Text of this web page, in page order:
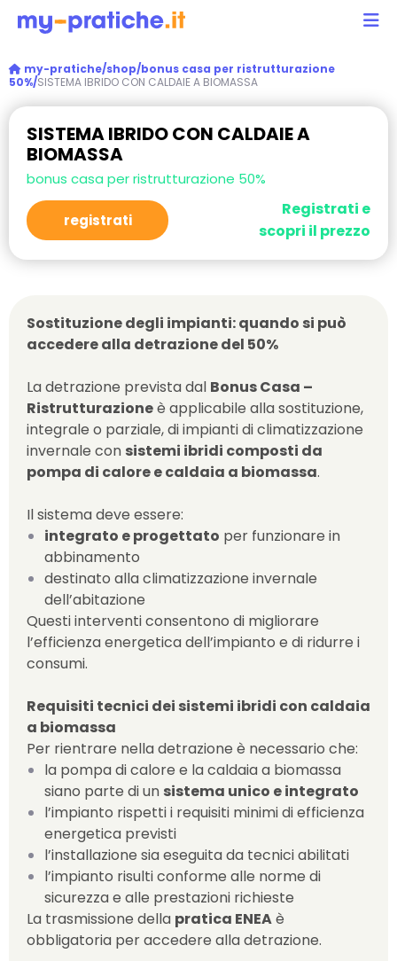
my-pratiche/shop/bonus casa per ristrutturazione
50%/SISTEMA IBRIDO CON CALDAIE A BIOMASSA
SISTEMA IBRIDO CON CALDAIE A
BIOMASSA
bonus casa per ristrutturazione 50%
Registrati e
scopri il prezzo
registrati
Sostituzione degli impianti: quando si può
accedere alla detrazione del 50%
La detrazione prevista dal Bonus Casa –
Ristrutturazioneè applicabile alla sostituzione,
integrale o parziale, di impianti di climatizzazione
invernale con sistemi ibridi composti da
pompa di calore e caldaia a biomassa.
Il sistema deve essere:
integrato e progettato per funzionare in
abbinamento
destinato alla climatizzazione invernale
dell’abitazione
Questi interventi consentono di migliorare
l’efficienza energetica dell’impianto e di ridurre i
consumi.
Requisiti tecnici dei sistemi ibridi con caldaia
a biomassa
Per rientrare nella detrazione è necessario che:
la pompa di calore e la caldaia a biomassa
siano parte di un sistema unico e integrato
l’impianto rispetti i requisiti minimi di efficienza
energetica previsti
l’installazione sia eseguita da tecnici abilitati
l’impianto risulti conforme alle norme di
sicurezza e alle prestazioni richieste
La trasmissione della pratica ENEAè
obbligatoria per accedere alla detrazione.